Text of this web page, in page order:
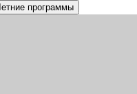
программы